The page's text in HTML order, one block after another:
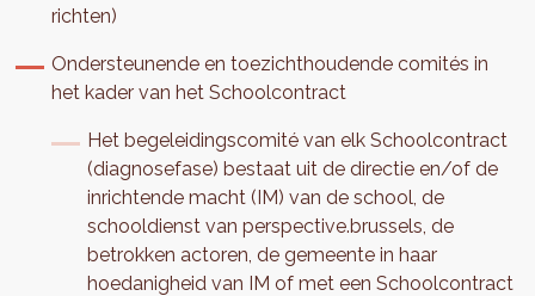
richten)
Ondersteunende en toezichthoudende comités in
het kader van het Schoolcontract
Het begeleidingscomité van elk Schoolcontract
(diagnosefase) bestaat uit de directie en/of de
inrichtende macht (IM) van de school, de
schooldienst van perspective.brussels, de
betrokken actoren, de gemeente in haar
hoedanigheid van IM of met een Schoolcontract